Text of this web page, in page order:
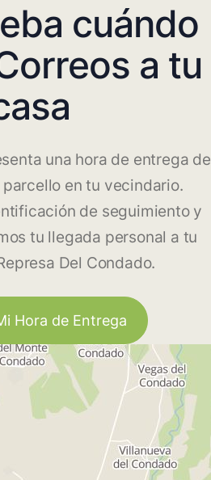
cuándo
a tu
una hora de entrega de
en tu vecindario.
de seguimiento y
tu llegada personal a tu
Del Condado.
Hora de Entrega